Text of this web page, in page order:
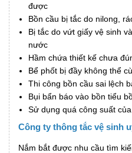
được
Bồn cầu bị tắc do nilong,
Bị tắc do vứt giấy vệ sinh
nước
Hầm chứa thiết kế chưa
Bể phốt bị đầy không thể
Thi công bồn cầu sai lệch
Bụi bẩn báo vào bồn tiểu
Sử dụng quá công suất
Công ty thông tắc vệ sinh
Nắm bắt được nhu cầu tìm